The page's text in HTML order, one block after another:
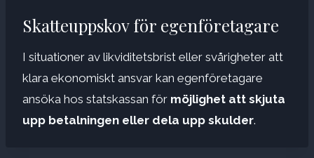
Skatteuppskov för egenföretagare
I situationer av likviditetsbrist eller svårigheter att
klara ekonomiskt ansvar kan egenföretagare
ansöka hos statskassan för möjlighet att skjuta
upp betalningen eller dela upp skulder.